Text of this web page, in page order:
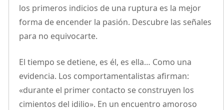
los primeros indicios de una ruptura es la mejor
forma de encender la pasión. Descubre las señales
para no equivocarte.
El tiempo se detiene, es él, es ella… Como una
evidencia. Los comportamentalistas afirman:
«durante el primer contacto se construyen los
cimientos del idilio». En un encuentro amoroso